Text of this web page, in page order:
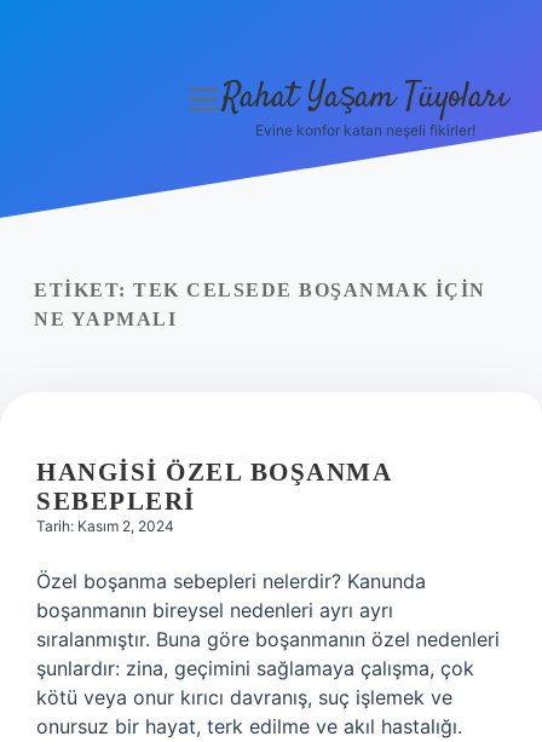
Yasal Uyarı
menüyü
Rahat Yaşam Tüyoları
Evine konfor katan neşeli fikirler!
ETIKET: TEK CELSEDE BOŞANMAK IÇIN
NE YAPMALI
HANGISI ÖZEL BOŞANMA
SEBEPLERI
Tarih: Kasım 2, 2024
Özel boşanma sebepleri nelerdir? Kanunda
boşanmanın bireysel nedenleri ayrı ayrı
sıralanmıştır. Buna göre boşanmanın özel nedenleri
şunlardır: zina, geçimini sağlamaya çalışma, çok
kötü veya onur kırıcı davranış, suç işlemek ve
onursuz bir hayat, terk edilme ve akıl hastalığı.